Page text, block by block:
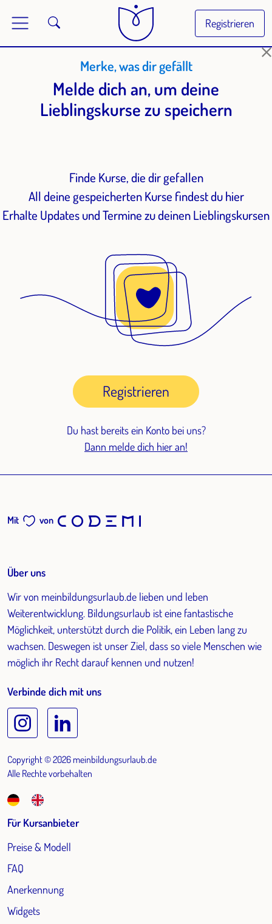
Registrieren
Merke, was dir gefällt
Melde dich an, um deine
Lieblingskurse zu speichern
Finde Kurse, die dir gefallen
All deine gespeicherten Kurse findest du hier
Erhalte Updates und Termine zu deinen Lieblingskursen
Registrieren
Du hast bereits ein Konto bei uns?
Dann melde dich hier an!
Mit von
Über uns
Wir von meinbildungsurlaub.de lieben und leben
Weiterentwicklung. Bildungsurlaub ist eine fantastische
Möglichkeit, unterstützt durch die Politik, ein Leben lang zu
wachsen. Deswegen ist unser Ziel, dass so viele Menschen wie
möglich ihr Recht darauf kennen und nutzen!
Verbinde dich mit uns
Copyright © 2026 meinbildungsurlaub.de
Alle Rechte vorbehalten
Für Kursanbieter
Preise & Modell
FAQ
Anerkennung
Widgets